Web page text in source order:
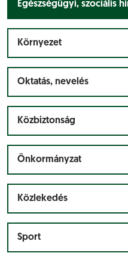
Egészségügyi, szociális
Környezet
Oktatás, nevelés
Közbiztonság
Önkormányzat
Közlekedés
Sport